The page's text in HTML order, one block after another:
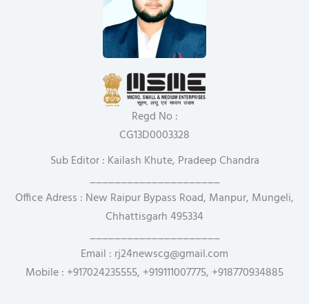
Regd No :
CG13D0003328
Sub Editor : Kailash Khute, Pradeep Chandra
_____________________
Office Adress : New Raipur Bypass Road, Manpur, Mungeli,
Chhattisgarh 495334
_____________________
Email : rj24newscg@gmail.com
Mobile : +917024235555, +919111007775, +918770934885